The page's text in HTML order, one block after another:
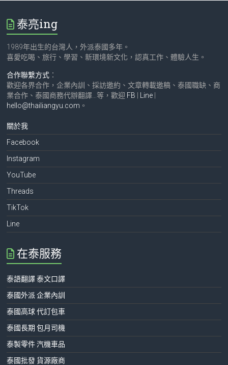
泰亮ing
1989年出生的台灣人，外派泰國多年。
喜愛吃喝、旅行、學習、新環境新文化，認真工作、體驗人生。
合作聯繫方式 ：
歡迎各界合作，企業內訓、採訪邀約、文章轉載邀稿、泰國職缺、商
業合作、泰國商務代辦翻譯…等，歡迎 FB Line
hello@thailiangyu.com 。
關於我
Facebook
Instagram
YouTube
Threads
TikTok
Line
在泰服務
泰語翻譯 泰文口譯
泰國外派 企業內訓
泰國高球 代訂包車
泰國長期 包月司機
泰製零件 汽機車品
泰國批發 貨源廠商